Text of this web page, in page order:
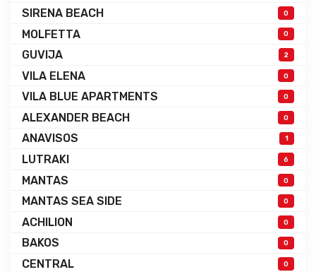
SIRENA BEACH 0
MOLFETTA 0
GUVIJA 2
VILA ELENA 0
VILA BLUE APARTMENTS 0
ALEXANDER BEACH 0
ANAVISOS 1
LUTRAKI 6
MANTAS 0
MANTAS SEA SIDE 0
ACHILION 0
BAKOS 0
CENTRAL 0